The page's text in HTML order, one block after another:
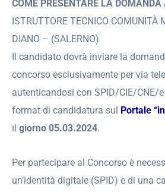
COME PRESENTARE LA DOMANDA
ISTRUTTORE TECNICO COMUNITÀ
DIANO – (SALERNO)
Il candidato dovrà inviare la
concorso esclusivamente per via
autenticandosi con SPID/CIE/CNE/
format di candidatura sul Portale
il giorno 05.03.2024.
Per partecipare al Concorso è
un’identità digitale (SPID) e di una